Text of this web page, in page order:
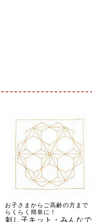
お子さまからご高齢の方まで
らくらく簡単に！
刺し子キット・みんなで